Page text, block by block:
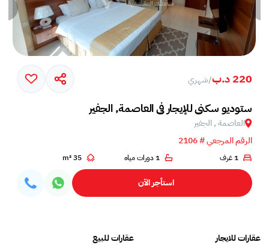
220 د.ب /شهري
ستوديو سكني للإيجار في العاصمة, الجفير
العاصمة , الجفير
الرقم المرجعي # 2106
1 غرف 1 دورات مياه 35 m²
استأجر الآن
عقارات للايجار
عقارات للبيع